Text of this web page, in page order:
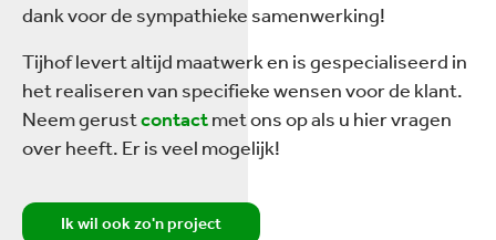
dank voor de sympathieke samenwerking!
Tijhof levert altijd maatwerk en is gespecialiseerd in
het realiseren van specifieke wensen voor de klant.
Neem gerustcontactmet ons op als u hier vragen
over heeft. Er is veel mogelijk!
Ik wil ook zo'n project